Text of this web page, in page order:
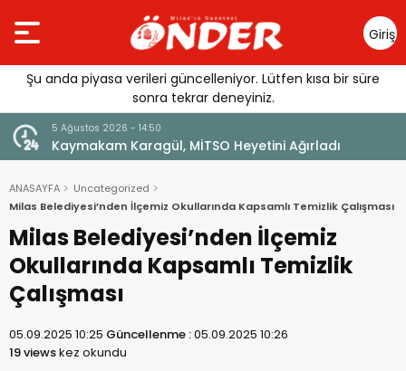
Giriş
Yap
Şu anda piyasa verileri güncelleniyor. Lütfen kısa bir süre
sonra tekrar deneyiniz.
5 Ağustos 2026 - 14:50
Kaymakam Karagül, MİTSO Heyetini Ağırladı
ANASAYFA
Uncategorized
Milas Belediyesi’nden İlçemiz Okullarında Kapsamlı Temizlik Çalışması
Milas Belediyesi’nden İlçemiz
Okullarında Kapsamlı Temizlik
Çalışması
05.09.2025 10:25 Güncellenme :05.09.2025 10:26
19 viewskez okundu